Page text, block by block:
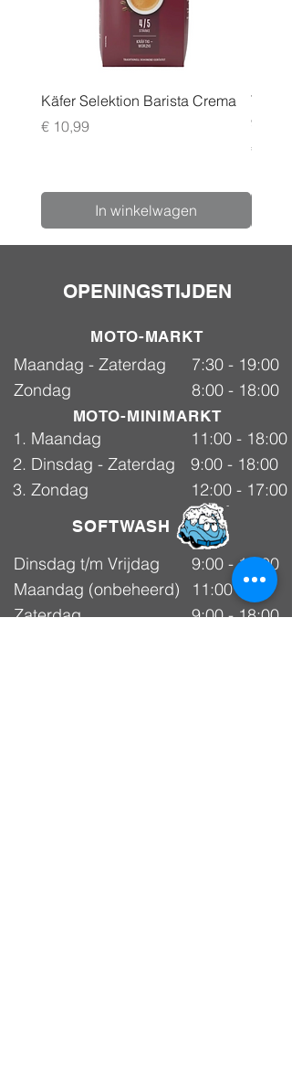
Käfer Selektion Barista Crema
Prijs
€ 10,99
In winkelwagen
96
Prijs
€ 24,99
OPENINGSTIJDEN
MOTO-MARKT
Maandag - Zaterdag
7:30 - 19:00
Zondag
8:00 - 18:00
MOTO-MINIMARKT
1. Maandag
11:00 - 18:00
2. Dinsdag - Zaterdag
9:00 - 18:00
3. Zondag
12:00 - 17:00
SOFTWASH
Dinsdag t/m Vrijdag
9:00 - 18:00
Maandag (onbeheerd)
Selfwash
11:00 -
18:00
Zaterdag
9:00 - 18:00